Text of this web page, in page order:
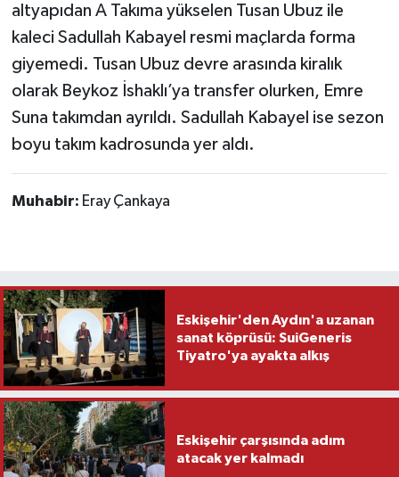
altyapıdan A Takıma yükselen Tusan Ubuz ile
kaleci Sadullah Kabayel resmi maçlarda forma
giyemedi. Tusan Ubuz devre arasında kiralık
olarak Beykoz İshaklı’ya transfer olurken, Emre
Suna takımdan ayrıldı. Sadullah Kabayel ise sezon
boyu takım kadrosunda yer aldı.
Muhabir: Eray Çankaya
Eskişehir'den Aydın'a uzanan
sanat köprüsü: SuiGeneris
Tiyatro'ya ayakta alkış
Eskişehir çarşısında adım
atacak yer kalmadı